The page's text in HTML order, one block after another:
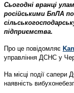
Сьогодні вранці
російськими БпЛА
підприємства.
Про це повідомляє
управління ДСНС у
На місці події сапери
наявність